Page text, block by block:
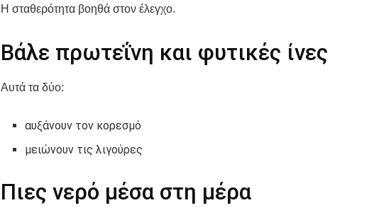
Η σταθερότητα βοηθά στον έλεγχο.
Βάλε πρωτεΐνη και φυτικές ίνες
Αυτά τα δύο:
αυξάνουν τον κορεσμό
μειώνουν τις λιγούρες
Πιες νερό μέσα στη μέρα